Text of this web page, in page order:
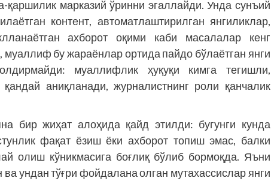
қаршилик марказий ўринни эгаллайди. Унда сунъий
контент, автоматлаштирилган янгиликлар,
ахборот оқими каби масалалар кенг
муаллиф бу жараёнлар ортида пайдо бўлаётган янги
муаллифлик ҳуқуқи кимга тегишли,
аниқланади, журналистнинг роли қанчалик
бир жиҳат алоҳида қайд этилди: бугунги кунда
фақат ёзиш ёки ахборот топиш эмас, балки
олиш кўникмасига боғлиқ бўлиб бормоқда. Яъни
ва ундан тўғри фойдалана олган мутахассислар янги